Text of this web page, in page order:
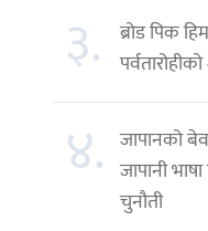
३.
ब्रोड पिक
४. जापानको
जापानी
चुनौती